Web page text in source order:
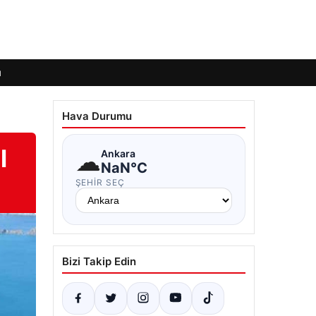
Hava Durumu
☁Ankara
NaN°C
ŞEHIR SEÇ
Bizi Takip Edin